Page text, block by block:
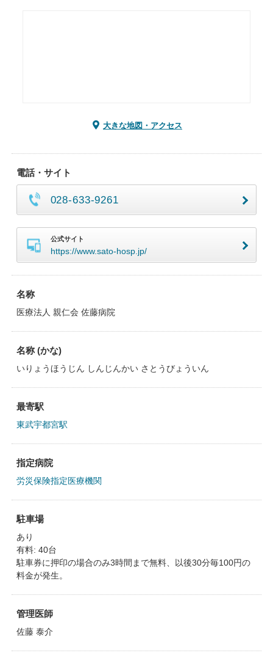
大きな地図・アクセス
電話・サイト
028-633-9261
公式サイト
https://www.sato-hosp.jp/
名称
医療法人 親仁会 佐藤病院
名称 (かな)
いりょうほうじん しんじんかい さとうびょういん
最寄駅
東武宇都宮駅
指定病院
労災保険指定医療機関
駐車場
あり
有料: 40台
駐車券に押印の場合のみ3時間まで無料、以後30分毎100円の
料金が発生。
管理医師
佐藤 泰介